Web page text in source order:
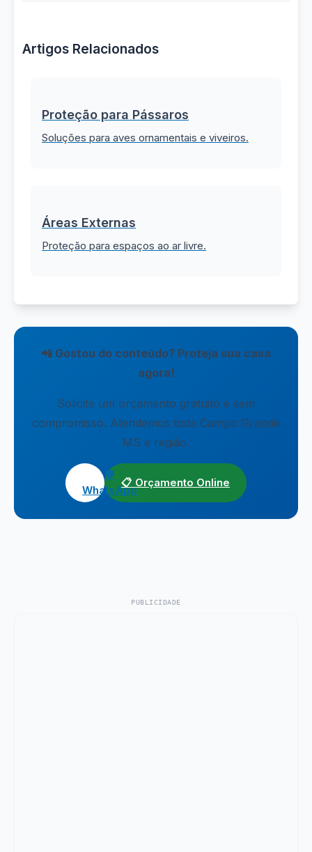
Artigos Relacionados
Proteção para Pássaros
Soluções para aves ornamentais e viveiros.
Áreas Externas
Proteção para espaços ao ar livre.
📲 Gostou do conteúdo? Proteja sua casa
agora!
Solicite um orçamento gratuito e sem
compromisso. Atendemos toda Campo Grande
MS e região.
💬
WhatsApp
📋 Orçamento Online
PUBLICIDADE